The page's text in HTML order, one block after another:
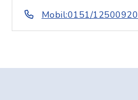
Mobil:0151/12500920